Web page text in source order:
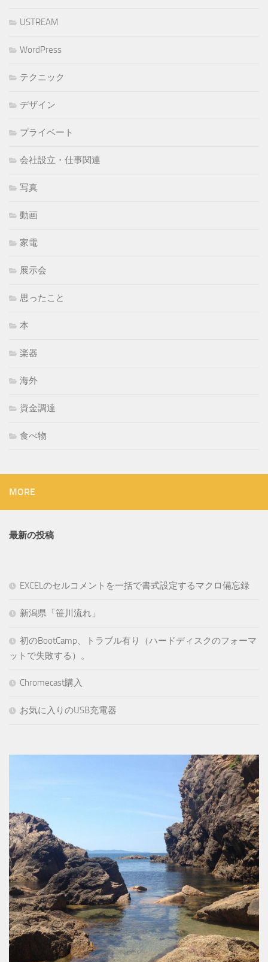
USTREAM
WordPress
テクニック
デザイン
プライベート
会社設立・仕事関連
写真
動画
家電
展示会
思ったこと
本
楽器
海外
資金調達
食べ物
MORE
最新の投稿
EXCELのセルコメントを一括で書式設定するマクロ備忘録
新潟県「笹川流れ」
初のBootCamp、トラブル有り（ハードディスクのフォーマ
ットで失敗する）。
Chromecast購入
お気に入りのUSB充電器